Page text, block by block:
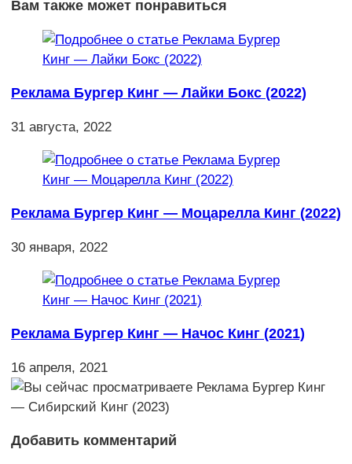
Вам также может понравиться
Реклама Бургер Кинг — Лайки Бокс (2022)
31 августа, 2022
Реклама Бургер Кинг — Моцарелла Кинг (2022)
30 января, 2022
Реклама Бургер Кинг — Начос Кинг (2021)
16 апреля, 2021
Добавить комментарий